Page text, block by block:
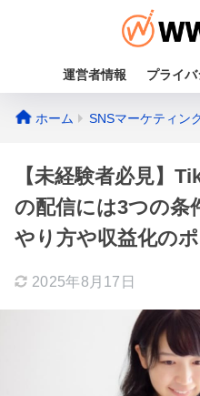
運営者情報 プライ
ホーム SNSマーケティン
【未経験者必見】
の配信には3つの条
やり方や収益化の
2025年8月17日